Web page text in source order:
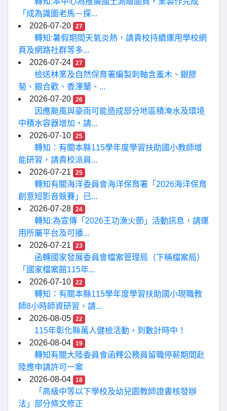
「成為識圖老馬－探...
2026-07-20
27
轉知:暑假期間天氣炎熱，請貴校持續運用學校網
頁及網路社群等多...
2026-07-24
27
檢送林業及自然保育署編製刺軸含羞木、銀膠
菊、銀合歡、香澤蘭、...
2026-07-20
26
因應颱風與豪雨可能造成部分地區積淹水及環境
中積水容器增加，請...
2026-07-10
25
轉知：有關本縣115學年度學習扶助國小教師增
能研習，請貴校派員...
2026-07-21
25
轉知有關海洋委員會海洋保育署「2026海洋保育
創意短影音競賽」已...
2026-07-28
24
轉知:為宣傳「2026王功漁火節」活動訊息，請運
用所屬平台及可播...
2026-07-21
23
函轉國家發展委員會檔案管理局（下稱檔案局）
「國家檔案館115年...
2026-07-10
22
轉知：有關本縣115學年度學習扶助國小現職教
師8小時師資研習，請...
2026-08-05
22
115年彰化縣萬人健檢活動，到數計時中！
2026-08-04
19
轉知有關大陸委員會函釋公務員留職停薪期間赴
陸應申請許可一案
2026-08-04
18
「高級中等以下學校及幼兒園教師證書核發辦
法」部分條文修正